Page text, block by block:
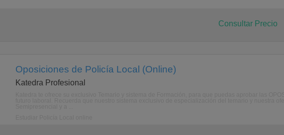
Consultar Precio
Oposiciones de Policía Local (Online)
Katedra Profesional